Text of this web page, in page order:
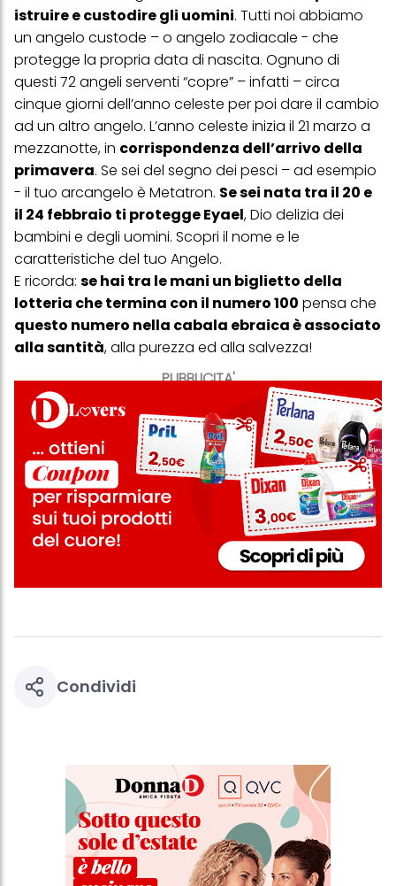
PUBBLICITA'
istruire e custodire gli uomini. Tutti noi abbiamo
un angelo custode – o angelo zodiacale - che
protegge la propria data di nascita. Ognuno di
questi 72 angeli serventi “copre” – infatti – circa
cinque giorni dell’anno celeste per poi dare il cambio
ad un altro angelo. L’anno celeste inizia il 21 marzo a
mezzanotte, in corrispondenza dell’arrivo della
primavera. Se sei del segno dei pesci – ad esempio
- il tuo arcangelo è Metatron. Se sei nata tra il 20 e
il 24 febbraio ti protegge Eyael, Dio delizia dei
bambini e degli uomini. Scopri il nome e le
caratteristiche del tuo Angelo.
E ricorda: se hai tra le mani un biglietto della
lotteria che termina con il numero 100 pensa che
questo numero nella cabala ebraica è associato
alla santità, alla purezza ed alla salvezza!
Condividi